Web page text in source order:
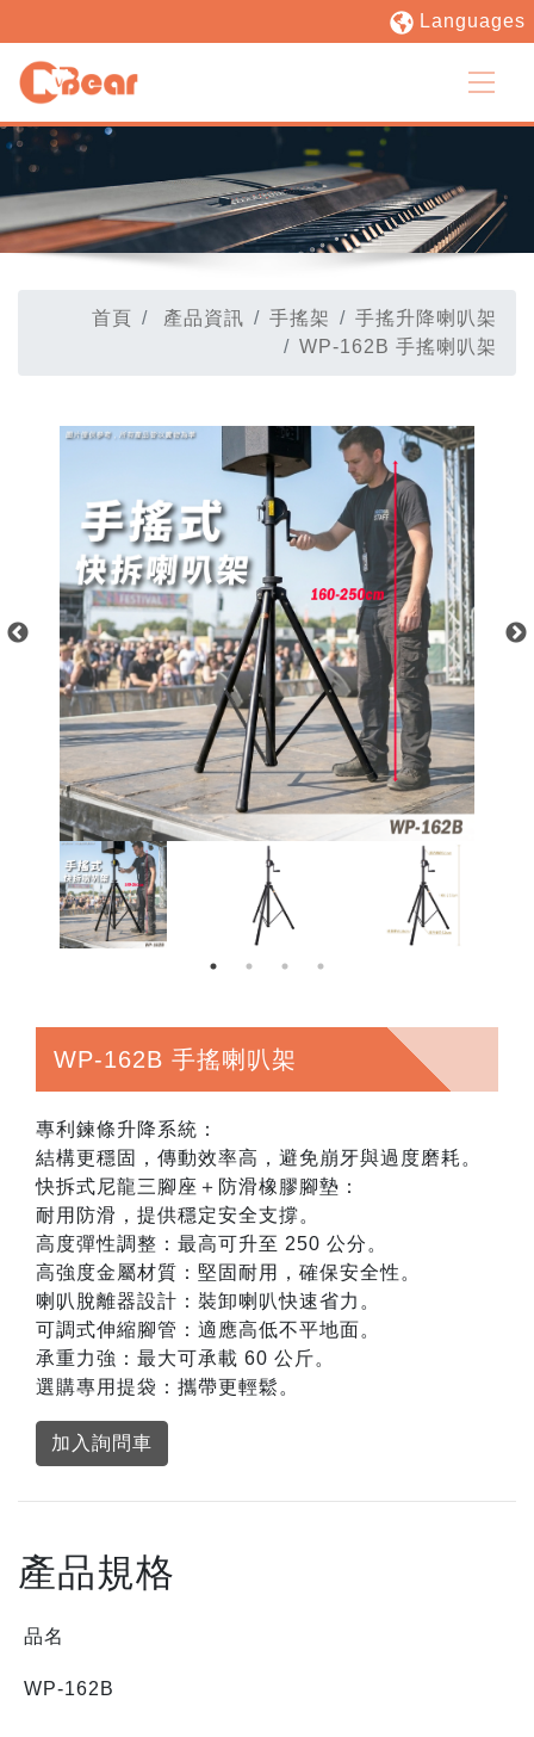
Languages
首頁 產品資訊 手搖架
手搖升降喇叭架
WP-162B 手搖喇叭架
WP-162B 手搖喇叭架
專利鍊條升降系統：
結構更穩固，傳動效率高，避免崩牙與過度磨耗。
快拆式尼龍三腳座＋防滑橡膠腳墊：
耐用防滑，提供穩定安全支撐。
高度彈性調整：最高可升至 250 公分。
高強度金屬材質：堅固耐用，確保安全性。
喇叭脫離器設計：裝卸喇叭快速省力。
可調式伸縮腳管：適應高低不平地面。
承重力強：最大可承載 60 公斤。
選購專用提袋：攜帶更輕鬆。
加入詢問車
產品規格
品名
WP-162B